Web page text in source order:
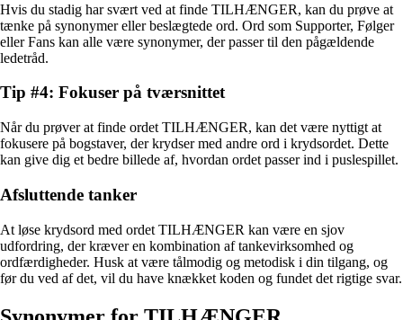
Hvis du stadig har svært ved at finde TILHÆNGER, kan du prøve at
tænke på synonymer eller beslægtede ord. Ord som Supporter, Følger
eller Fans kan alle være synonymer, der passer til den pågældende
ledetråd.
Tip #4: Fokuser på tværsnittet
Når du prøver at finde ordet TILHÆNGER, kan det være nyttigt at
fokusere på bogstaver, der krydser med andre ord i krydsordet. Dette
kan give dig et bedre billede af, hvordan ordet passer ind i puslespillet.
Afsluttende tanker
At løse krydsord med ordet TILHÆNGER kan være en sjov
udfordring, der kræver en kombination af tankevirksomhed og
ordfærdigheder. Husk at være tålmodig og metodisk i din tilgang, og
før du ved af det, vil du have knækket koden og fundet det rigtige svar.